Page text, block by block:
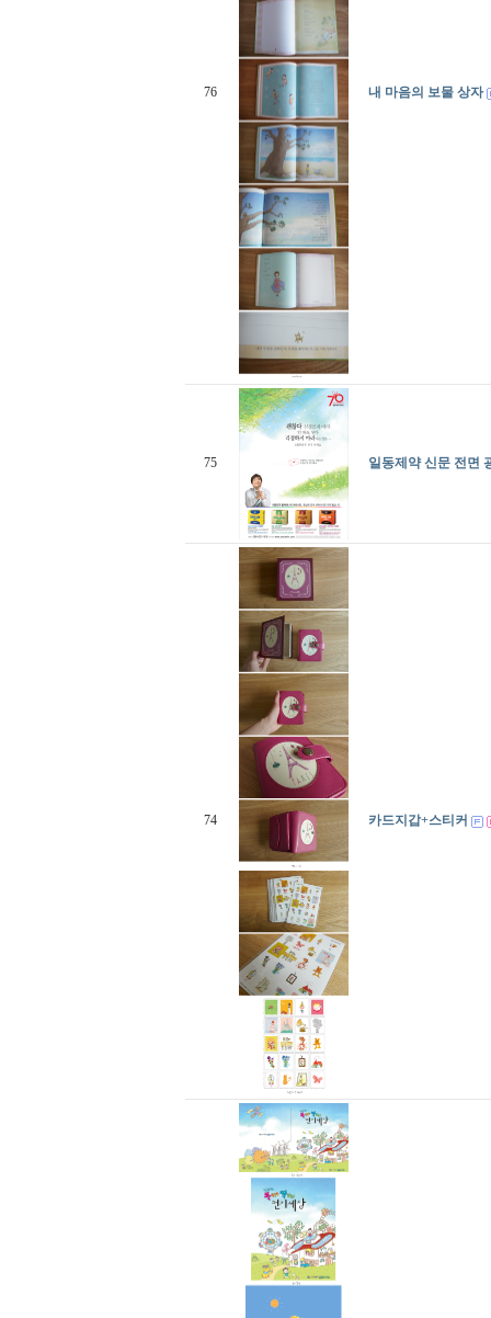
76 내 마음의 보물 상자
75 일동제약 신문 전면
74 카드지갑+스티커